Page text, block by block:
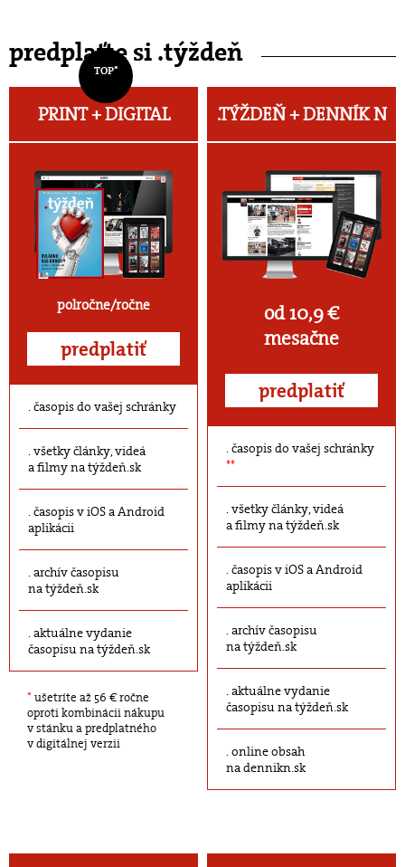
predplaťte si .týždeň
TOP*
PRINT + DIGITAL
polročne/ročne
predplatiť
časopis do vašej schránky
všetky články, videá
a filmy na týždeň.sk
časopis v iOS a Android
aplikácii
archív časopisu
na týždeň.sk
aktuálne vydanie
časopisu na týždeň.sk
* ušetríte až 56 € ročne
oproti kombinácii nákupu
v stánku a predplatného
v digitálnej verzii
.TÝŽDEŇ +DENNÍK N
od 10,9 €
mesačne
predplatiť
časopis do vašej schránky
**
všetky články, videá
a filmy na týždeň.sk
časopis v iOS a Android
aplikácii
archív časopisu
na týždeň.sk
aktuálne vydanie
časopisu na týždeň.sk
online obsah
na dennikn.sk